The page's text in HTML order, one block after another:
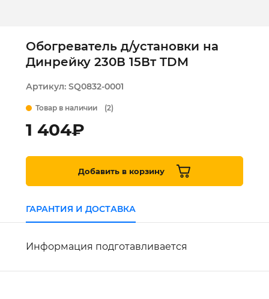
Обогреватель д/установки на
Динрейку 230В 15Вт TDM
Артикул: SQ0832-0001
Товар в наличии (2)
1 404₽
Добавить в корзину
ГАРАНТИЯ И ДОСТАВКА
Информация подготавливается